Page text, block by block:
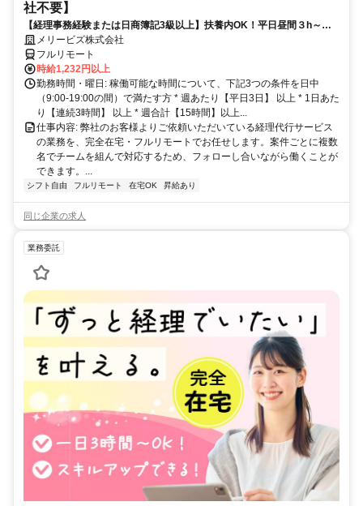
社不要】
【経理事務経験または日商簿記3級以上】扶養内OK！平日昼間３h～。
完全在宅で育児・介護中の方も大歓迎♪
メリービズ株式会社
フルリモート
時給1,232円以上
勤務時間・曜日: 稼働可能な時間について、下記3つの条件を日中
（9:00-19:00の間）で満たす方 * 週あたり【平日3日】 以上 * 1日あた
り【連続3時間】 以上 * 週合計【15時間】以上...
仕事内容: 弊社のお客様よりご依頼いただいている経理代行サービス
の業務を、完全在宅・フルリモートでお任せします。案件ごとに複数
名でチームを組んで対応するため、フォローし合いながら働くことが
できます。...
シフト自由 フルリモート 在宅OK 昇給あり
同じ企業の求人
業務委託